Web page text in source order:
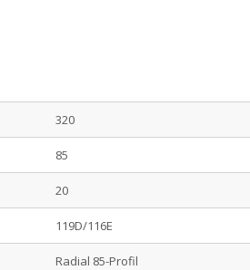
320
85
20
119D/116E
Radial 85-Profil